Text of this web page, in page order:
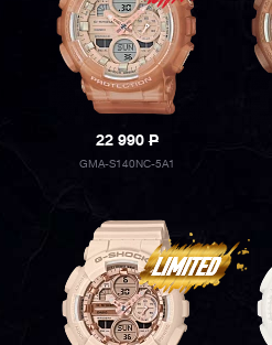
22 990P
GMA-S140NC-5A1